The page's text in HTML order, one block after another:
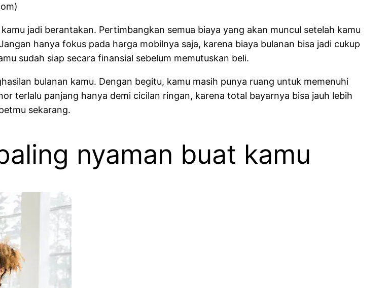
jadi berantakan. Pertimbangkan semua biaya yang akan muncul setelah kamu
hanya fokus pada harga mobilnya saja, karena biaya bulanan bisa jadi cukup
sudah siap secara finansial sebelum memutuskan beli.
bulanan kamu. Dengan begitu, kamu masih punya ruang untuk memenuhi
terlalu panjang hanya demi cicilan ringan, karena total bayarnya bisa jauh lebih
sekarang.
nyaman buat kamu